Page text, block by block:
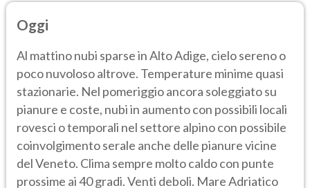
Oggi
Al mattino nubi sparse in Alto Adige, cielo sereno o
poco nuvoloso altrove. Temperature minime quasi
stazionarie. Nel pomeriggio ancora soleggiato su
pianure e coste, nubi in aumento con possibili locali
rovesci o temporali nel settore alpino con possibile
coinvolgimento serale anche delle pianure vicine
del Veneto. Clima sempre molto caldo con punte
prossime ai 40 gradi. Venti deboli. Mare Adriatico